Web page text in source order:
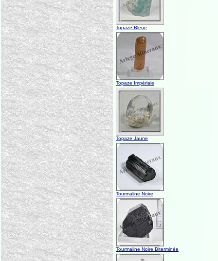
Topaze Bleue
Topaze Impériale
Topaze Jaune
Tourmaline Noire
Tourmaline Noire Biterminée